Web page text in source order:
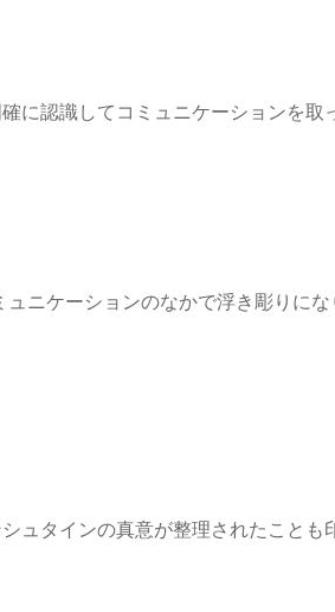
に認識してコミュニケーションを取
ニケーションのなかで浮き彫りにな
ュタインの真意が整理されたことも